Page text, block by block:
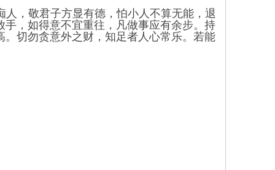
，敬君子方显有德，怕小人不算无能，退
，如得意不宜重往，凡做事应有余步。持
切勿贪意外之财，知足者人心常乐。若能